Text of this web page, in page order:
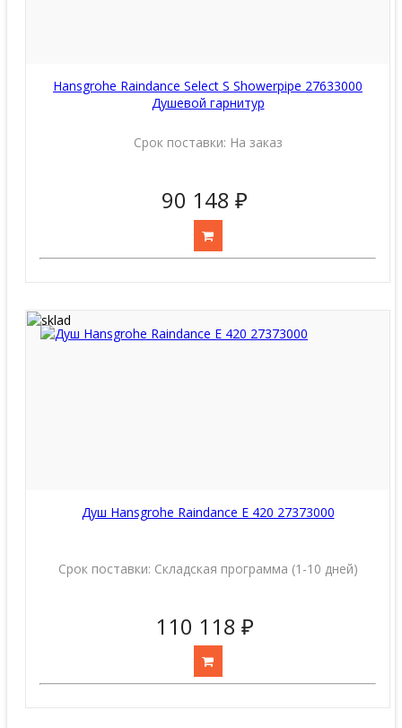
Hansgrohe Raindance Select S Showerpipe 27633000
Душевой гарнитур
Срок поставки: На заказ
90 148 ₽
Душ Hansgrohe Raindance E 420 27373000
Срок поставки: Складская программа (1-10 дней)
110 118 ₽